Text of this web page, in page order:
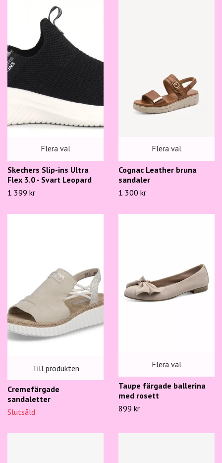
Flera val
Skechers Slip-ins Ultra
Flex 3.0 - Svart Leopard
1 399 kr
Flera val
Cognac Leather bruna
sandaler
1 300 kr
Till produkten
Cremefärgade
sandaletter
Slutsåld
Flera val
Taupe färgade ballerina
med rosett
899 kr